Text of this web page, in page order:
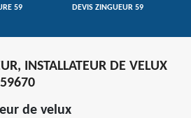
59 DEVIS ZINGUEUR 59
INSTALLATEUR DE VELUX
de velux